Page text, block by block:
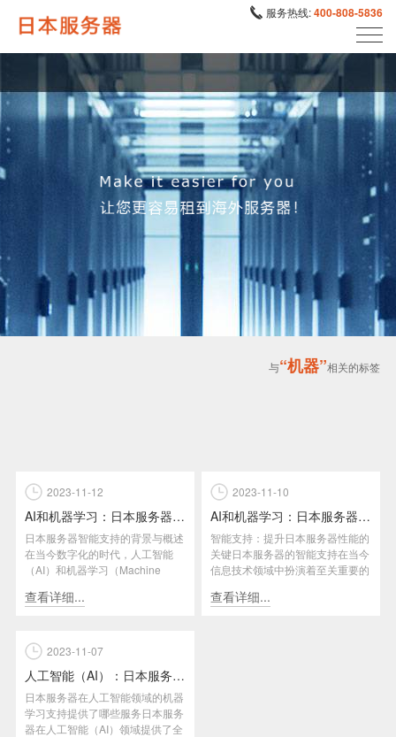
服务热线:400-808-5836
与“机器”相关的标签
2023-11-12
AI和机器学习：日本服务器的智能支持
日本服务器智能支持的背景与概述
在当今数字化的时代，人工智能
（AI）和机器学习（Machine
查看详细...
2023-11-10
AI和机器学习：日本服务器的智能支持
智能支持：提升日本服务器性能的
关键日本服务器的智能支持在当今
信息技术领域中扮演着至关重要的
查看详细...
2023-11-07
人工智能（AI）：日本服务器的机器学习支持
日本服务器在人工智能领域的机器
学习支持提供了哪些服务日本服务
器在人工智能（AI）领域提供了全